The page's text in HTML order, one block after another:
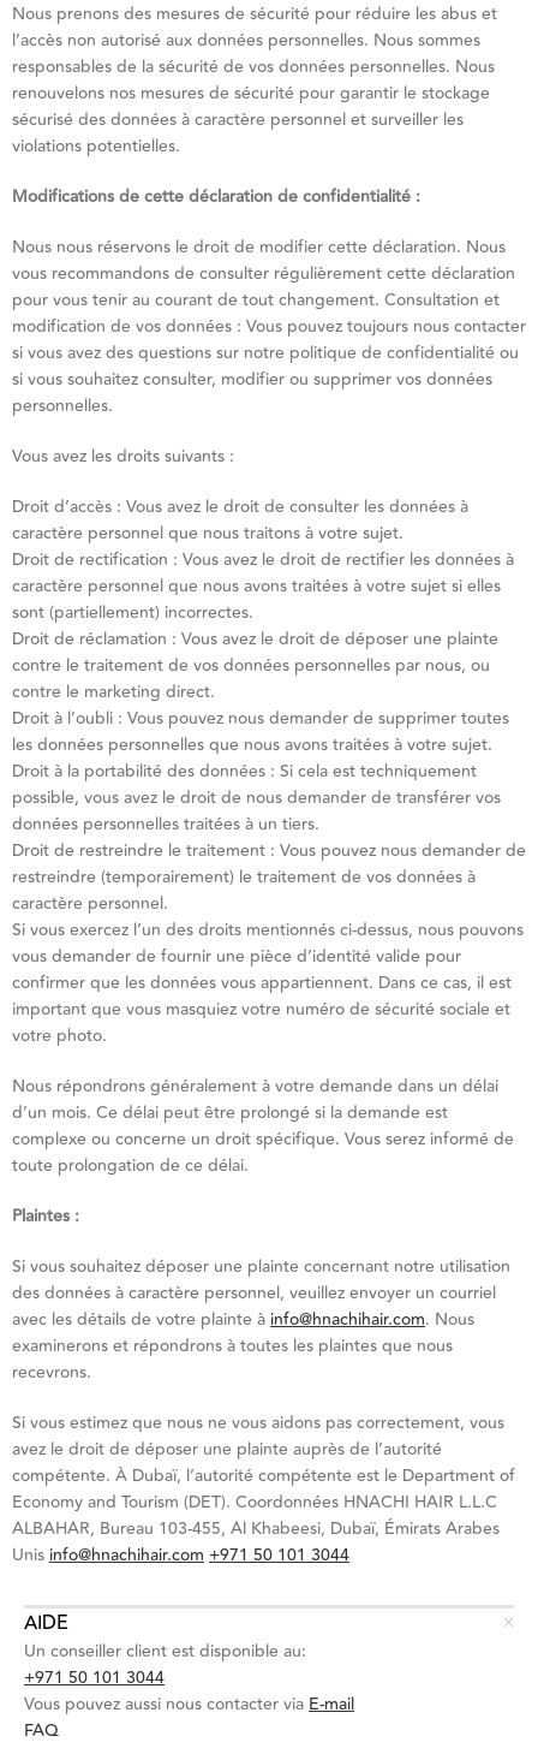
Nous prenons des mesures de sécurité pour réduire les abus et
l’accès non autorisé aux données personnelles. Nous sommes
responsables de la sécurité de vos données personnelles. Nous
renouvelons nos mesures de sécurité pour garantir le stockage
sécurisé des données à caractère personnel et surveiller les
violations potentielles.
Modifications de cette déclaration de confidentialité :
Nous nous réservons le droit de modifier cette déclaration. Nous
vous recommandons de consulter régulièrement cette déclaration
pour vous tenir au courant de tout changement. Consultation et
modification de vos données : Vous pouvez toujours nous contacter
si vous avez des questions sur notre politique de confidentialité ou
si vous souhaitez consulter, modifier ou supprimer vos données
personnelles.
Vous avez les droits suivants :
Droit d’accès : Vous avez le droit de consulter les données à
caractère personnel que nous traitons à votre sujet.
Droit de rectification : Vous avez le droit de rectifier les données à
caractère personnel que nous avons traitées à votre sujet si elles
sont (partiellement) incorrectes.
Droit de réclamation : Vous avez le droit de déposer une plainte
contre le traitement de vos données personnelles par nous, ou
contre le marketing direct.
Droit à l’oubli : Vous pouvez nous demander de supprimer toutes
les données personnelles que nous avons traitées à votre sujet.
Droit à la portabilité des données : Si cela est techniquement
possible, vous avez le droit de nous demander de transférer vos
données personnelles traitées à un tiers.
Droit de restreindre le traitement : Vous pouvez nous demander de
restreindre (temporairement) le traitement de vos données à
caractère personnel.
Si vous exercez l’un des droits mentionnés ci-dessus, nous pouvons
vous demander de fournir une pièce d’identité valide pour
confirmer que les données vous appartiennent. Dans ce cas, il est
important que vous masquiez votre numéro de sécurité sociale et
votre photo.
Nous répondrons généralement à votre demande dans un délai
d’un mois. Ce délai peut être prolongé si la demande est
complexe ou concerne un droit spécifique. Vous serez informé de
toute prolongation de ce délai.
Plaintes :
Si vous souhaitez déposer une plainte concernant notre utilisation
des données à caractère personnel, veuillez envoyer un courriel
avec les détails de votre plainte àinfo@hnachihair.com. Nous
examinerons et répondrons à toutes les plaintes que nous
recevrons.
Si vous estimez que nous ne vous aidons pas correctement, vous
avez le droit de déposer une plainte auprès de l’autorité
compétente. À Dubaï, l’autorité compétente est le Department of
Economy and Tourism (DET). Coordonnées HNACHI HAIR L.L.C
ALBAHAR, Bureau 103-455, Al Khabeesi, Dubaï, Émirats Arabes
Unisinfo@hnachihair.com+971 50 101 3044
AIDE
Un conseiller client est disponible au:
+971 50 101 3044
Vous pouvez aussi nous contacter viaE-mail
FAQ